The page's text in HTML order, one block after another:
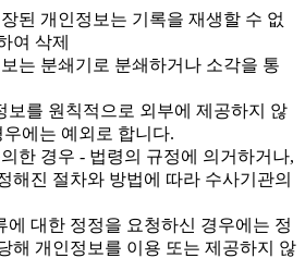
된 개인정보는 기록을 재생할 수 없
여 삭제
는 분쇄기로 분쇄하거나 소각을 통
보를 원칙적으로 외부에 제공하지 않
에는 예외로 합니다.
한 경우 - 법령의 규정에 의거하거나,
해진 절차와 방법에 따라 수사기관의
에 대한 정정을 요청하신 경우에는 정
해 개인정보를 이용 또는 제공하지 않